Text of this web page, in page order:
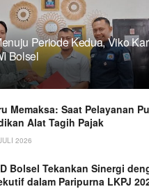
Periode Kedua, Viko
Bolsel
Memaksa: Saat Pelayanan
Alat Tagih Pajak
2026
Bolsel Tekankan Sinergi
dalam Paripurna LKPJ